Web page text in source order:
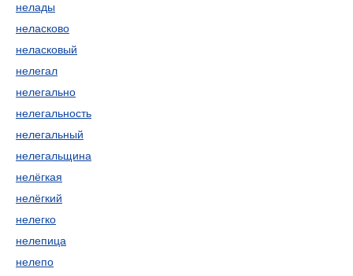
нелады
неласково
неласковый
нелегал
нелегально
нелегальность
нелегальный
нелегальщина
нелёгкая
нелёгкий
нелегко
нелепица
нелепо